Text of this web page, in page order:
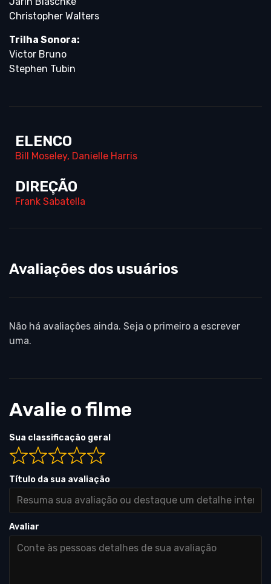
Christopher Walters
Trilha Sonora:
Victor Bruno
Stephen Tubin
ELENCO
Bill Moseley, Danielle Harris
DIREÇÃO
Frank Sabatella
Avaliações dos usuários
Não há avaliações ainda. Seja o primeiro a escrever
uma.
Avalie o filme
Sua classificação geral
Título da sua avaliação
Avaliar